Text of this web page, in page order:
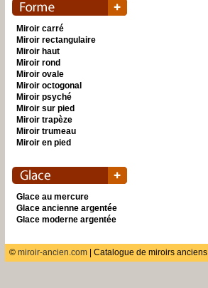
Miroir carré
Miroir rectangulaire
Miroir haut
Miroir rond
Miroir ovale
Miroir octogonal
Miroir psyché
Miroir sur pied
Miroir trapèze
Miroir trumeau
Miroir en pied
Glace au mercure
Glace ancienne argentée
Glace moderne argentée
© miroir-ancien.com| Catalogue de miroirs anciens